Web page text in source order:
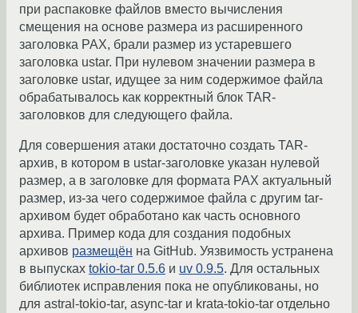
при распаковке файлов вместо вычисления
смещения на основе размера из расширенного
заголовка PAX, брали размер из устаревшего
заголовка ustar. При нулевом значении размера в
заголовке ustar, идущее за ним содержимое файла
обрабатывалось как корректный блок TAR-
заголовков для следующего файла.
Для совершения атаки достаточно создать TAR-
архив, в котором в ustar-заголовке указан нулевой
размер, а в заголовке для формата PAX актуальный
размер, из-за чего содержимое файла с другим tar-
архивом будет обработано как часть основного
архива. Пример кода для создания подобных
архивов размещён на GitHub. Уязвимость устранена
в выпусках tokio-tar 0.5.6 и uv 0.9.5. Для остальных
библиотек исправления пока не опубликованы, но
для astral-tokio-tar, async-tar и krata-tokio-tar отдельно